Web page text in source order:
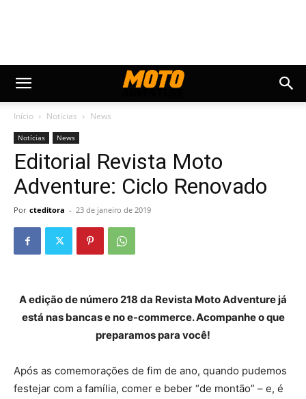
Início Notícias News
Notícias News
Editorial Revista Moto
Adventure: Ciclo Renovado
Por cteditora - 23 de janeiro de 2019
A edição de número 218 da Revista Moto Adventure já
está nas bancas e no e-commerce. Acompanhe o que
preparamos para você!
Após as comemorações de fim de ano, quando pudemos
festejar com a família, comer e beber “de montão” – e, é